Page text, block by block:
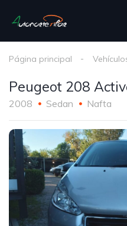
Página principal
Peugeot 208
2008 Sedan Nafta